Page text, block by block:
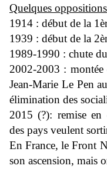
Quelques
1914 : début de la
1939 : début de la
1989-1990 : chute
2002-2003 : montée
Jean-Marie Le Pen
élimination des
2015 (?): remise
des pays veulent
En France, le Front
son ascension, mais